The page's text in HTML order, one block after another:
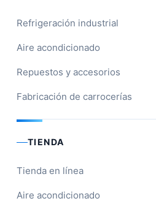
Refrigeración industrial
Aire acondicionado
Repuestos y accesorios
Fabricación de carrocerías
TIENDA
Tienda en línea
Aire acondicionado